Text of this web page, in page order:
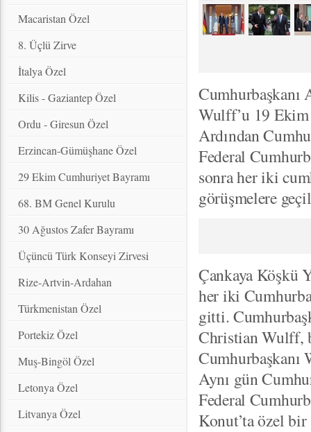
Macaristan Özel
8. Üçlü Zirve
İtalya Özel
Kilis - Gaziantep Özel
Ordu - Giresun Özel
Erzincan-Gümüşhane Özel
29 Ekim Cumhuriyet Bayramı
68. BM Genel Kurulu
30 Ağustos Zafer Bayramı
Üçüncü Türk Konseyi Zirvesi
Rize-Artvin-Ardahan
Türkmenistan Özel
Portekiz Özel
Muş-Bingöl Özel
Letonya Özel
Litvanya Özel
Cumhurbaşkanı
Wulff’u 19 Ekim
Ardından
Federal
sonra her iki
görüşmelere
Çankaya Köşkü
her iki
gitti.
Christian Wulff,
Cumhurbaşkanı
Aynı gün
Federal
Konut’ta özel